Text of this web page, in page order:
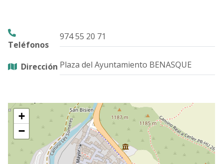
Teléfonos
974 55 20 71
Dirección Plaza del Ayuntamiento BENASQUE
+
−